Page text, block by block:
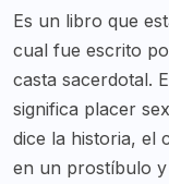
Es un libro que
cual fue escrito
casta sacerdotal.
significa placer
dice la historia, el
en un prostíbulo y